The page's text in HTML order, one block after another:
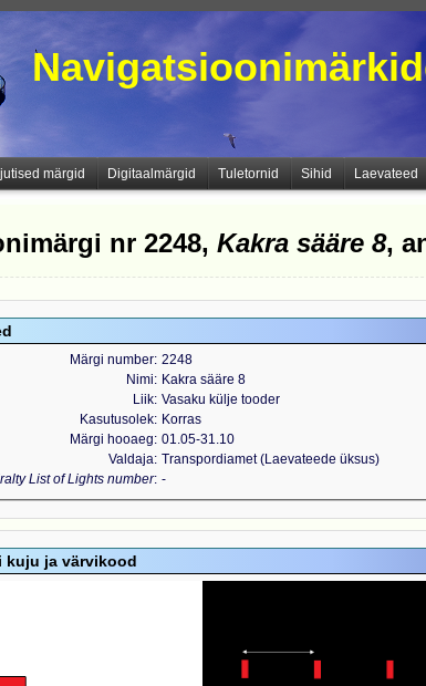
märgid Digitaalmärgid Tuletornid Sihid Laevateed
nr 2248, Kakra sääre 8,
Märgi number 2248
Nimi
Kakra sääre 8
Liik Vasaku külje tooder
Kasutusolek
Korras
Märgi hooaeg 01.05-31.10
Valdaja Transpordiamet (Laevateede üksus)
List of Lights number -
kuju ja värvikood